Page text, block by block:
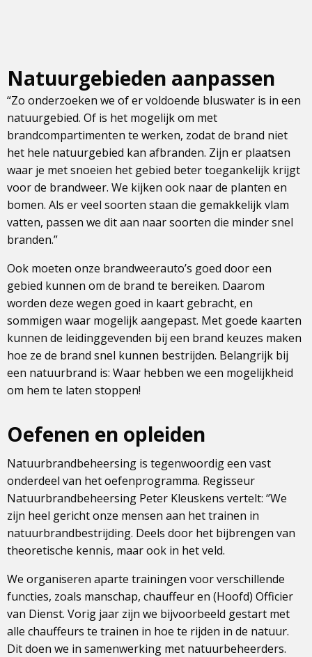
Natuurgebieden aanpassen
“Zo onderzoeken we of er voldoende bluswater is in een
natuurgebied. Of is het mogelijk om met
brandcompartimenten te werken, zodat de brand niet
het hele natuurgebied kan afbranden. Zijn er plaatsen
waar je met snoeien het gebied beter toegankelijk krijgt
voor de brandweer. We kijken ook naar de planten en
bomen. Als er veel soorten staan die gemakkelijk vlam
vatten, passen we dit aan naar soorten die minder snel
branden.”
Ook moeten onze brandweerauto’s goed door een
gebied kunnen om de brand te bereiken. Daarom
worden deze wegen goed in kaart gebracht, en
sommigen waar mogelijk aangepast. Met goede kaarten
kunnen de leidinggevenden bij een brand keuzes maken
hoe ze de brand snel kunnen bestrijden. Belangrijk bij
een natuurbrand is: Waar hebben we een mogelijkheid
om hem te laten stoppen!
Oefenen en opleiden
Natuurbrandbeheersing is tegenwoordig een vast
onderdeel van het oefenprogramma. Regisseur
Natuurbrandbeheersing Peter Kleuskens vertelt: ‘’We
zijn heel gericht onze mensen aan het trainen in
natuurbrandbestrijding. Deels door het bijbrengen van
theoretische kennis, maar ook in het veld.
We organiseren aparte trainingen voor verschillende
functies, zoals manschap, chauffeur en (Hoofd) Officier
van Dienst. Vorig jaar zijn we bijvoorbeeld gestart met
alle chauffeurs te trainen in hoe te rijden in de natuur.
Dit doen we in samenwerking met natuurbeheerders.